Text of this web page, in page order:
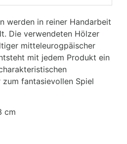
werden in reiner Handarbeit
Die verwendeten Hölzer
mitteleurogpäischer
mit jedem Produkt ein
fantasievollen Spiel
cm